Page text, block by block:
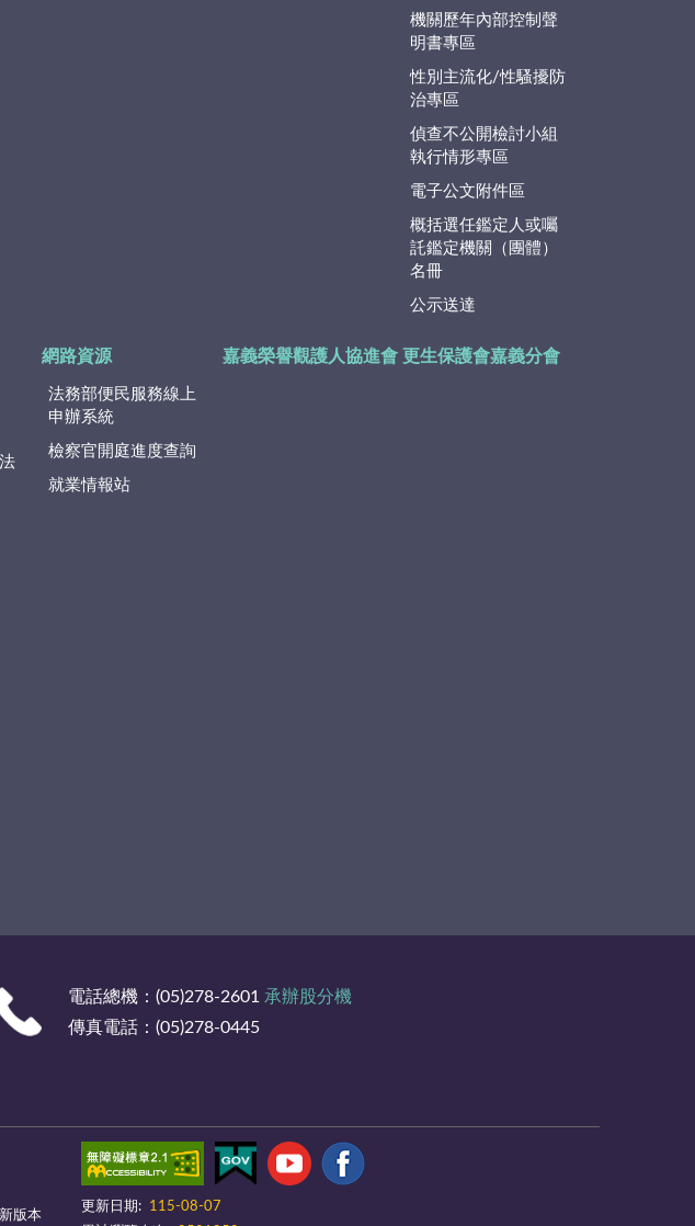
機關歷年內部控制聲
明書專區
性別主流化/性騷擾防
治專區
偵查不公開檢討小組
執行情形專區
電子公文附件區
概括選任鑑定人或囑
託鑑定機關（團體）
名冊
公示送達
網路資源
法務部便民服務線上
申辦系統
檢察官開庭進度查詢
就業情報站
嘉義榮譽觀護人協進會 更生保護會嘉義分會
電話總機：(05)278-2601 承辦股分機
傳真電話：(05)278-0445
版本
更新日期:
115-08-07